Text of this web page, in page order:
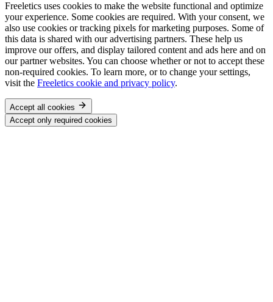
Freeletics uses cookies to make the website functional and optimize
your experience. Some cookies are required. With your consent, we
also use cookies or tracking pixels for marketing purposes. Some of
this data is shared with our advertising partners. These help us
improve our offers, and display tailored content and ads here and on
our partner websites. You can choose whether or not to accept these
non-required cookies. To learn more, or to change your settings,
visit the Freeletics cookie and privacy policy.
Accept all cookies
Accept only required cookies